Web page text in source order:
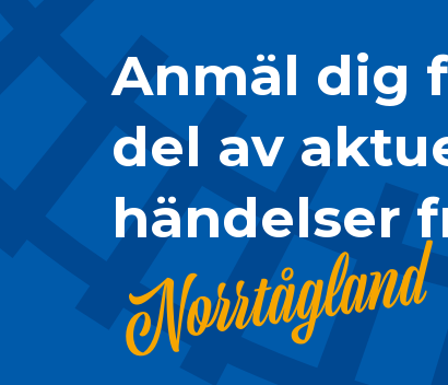
Anmäl dig
del av
händelser
Norrtågland